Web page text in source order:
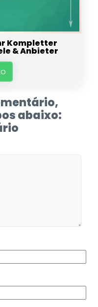
Kompletter
& Anbieter
abaixo: